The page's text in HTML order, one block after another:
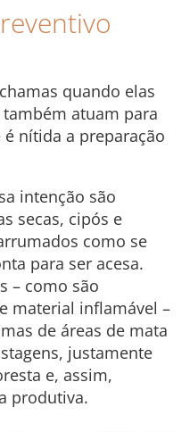
quando elas
atuam para
nítida a preparação
intenção são
secas, cipós e
como se
para ser acesa.
– como são
material inflamável –
de áreas de mata
justamente
e, assim,
produtiva.